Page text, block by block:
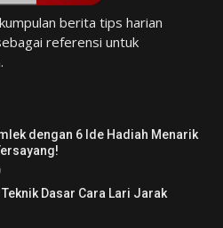
berita tips harian
referensi untuk
dengan 6 Ide Hadiah Menarik
Dasar Cara Lari Jarak